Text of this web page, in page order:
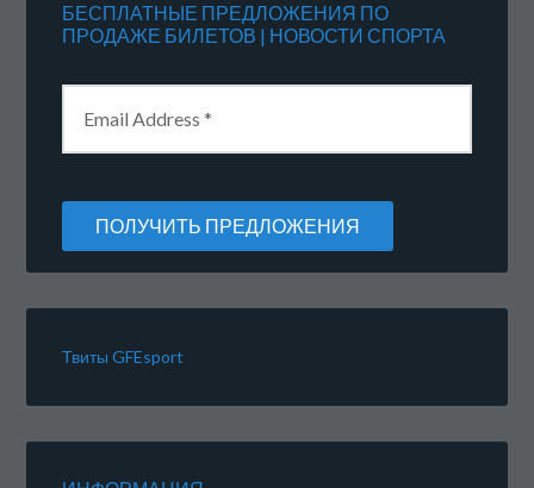
БЕСПЛАТНЫЕ ПРЕДЛОЖЕНИЯ ПО
ПРОДАЖЕ БИЛЕТОВ | НОВОСТИ СПОРТА
Твиты GFEsport